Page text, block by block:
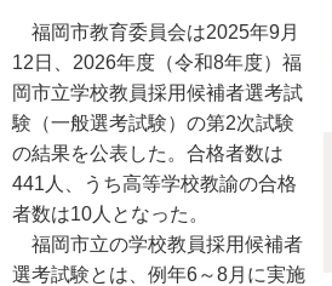
福岡市教育委員会は2025年9月
12日、2026年度（令和8年度）福
岡市立学校教員採用候補者選考試
験（一般選考試験）の第2次試験
の結果を公表した。合格者数は
441人、うち高等学校教諭の合格
者数は10人となった。
福岡市立の学校教員採用候補者
選考試験とは、例年6～8月に実施